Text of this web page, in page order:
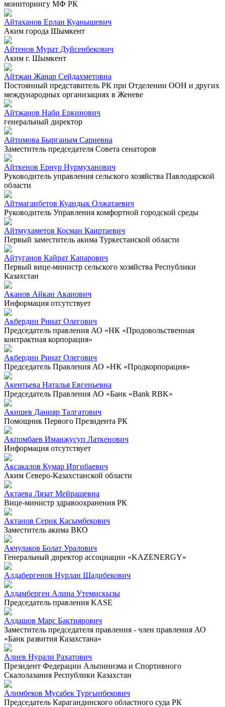
мониторингу МФ РК
Айтаханов Ерлан Куанышевич
Аким города Шымкент
Айтенов Мурат Дуйсенбекович
Аким г. Шымкент
Айтжан Жанар Сейдахметовна
Постоянный представитель РК при Отделении ООН и других
международных организациях в Женеве
Айтжанов Наби Еркинович
генеральный директор
Айтимова Бырганым Сариевна
Заместитель председателя Совета сенаторов
Айткенов Ернур Нурмуханович
Руководитель управления сельского хозяйства Павлодарской
области
Айтмаганбетов Куандык Олжатаевич
Руководитель Управления комфортной городской среды
Айтмухаметов Косман Каиртаевич
Первый заместитель акима Туркестанской области
Айтуганов Кайрат Капарович
Первый вице-министр сельского хозяйства Республики
Казахстан
Аканов Айкан Аканович
Информация отсутствует
Акбердин Ринат Олегович
Председатель правления АО «НК «Продовольственная
контрактная корпорация»
Акбердин Ринат Олегович
Председатель Правления АО «НК «Продкорпорация»
Акентьева Наталья Евгеньевна
Председатель Правления АО «Банк «Bank RBK»
Акишев Данияр Талгатович
Помощник Первого Президента РК
Акпомбаев Иманжусуп Латкенович
Информация отсутствует
Аксакалов Кумар Иргибаевич
Аким Северо-Казахстанской области
Актаева Лязат Мейрашевна
Вице-министр здравоохранения РК
Актанов Серик Касымбекович
Заместитель акима ВКО
Акчулаков Болат Уралович
Генеральный директор ассоциации «KAZENERGY»
Алдабергенов Нурлан Шадибекович
Алдамберген Алина Утемискызы
Председатель правления KASE
Алдашов Марс Бактиярович
Заместитель председателя правления - член правления АО
«Банк развития Казахстана»
Алиев Нурали Рахатович
Президент Федерации Альпинизма и Спортивного
Скалолазания Республики Казахстан
Алимбеков Мусабек Тургынбекович
Председатель Карагандинского областного суда РК